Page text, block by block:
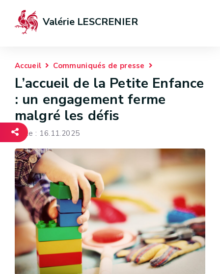
Valérie LESCRENIER
Accueil Communiqués de presse
L’accueil de la Petite Enfance
: un engagement ferme
malgré les défis
Date : 16.11.2025